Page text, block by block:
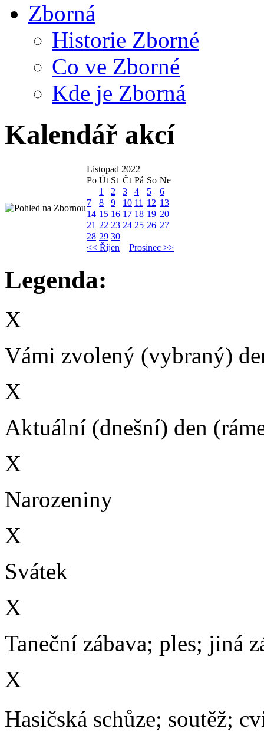
Zborná
Historie Zborné
Co ve Zborné
Kde je Zborná
Kalendář akcí
Listopad 2022
Po Út St Čt Pá So Ne
1
2 3 4 5
6
7
8 9 10 11 12 13
14 15 16 17 18 19 20
21 22 23 24 25 26 27
28 29 30
<< Říjen
Prosinec >>
Legenda:
X
Vámi zvolený (vybraný)
X
Aktuální (dnešní) den
X
Narozeniny
X
Svátek
X
Taneční zábava; ples; jiná
X
Hasičská schůze; soutěž;